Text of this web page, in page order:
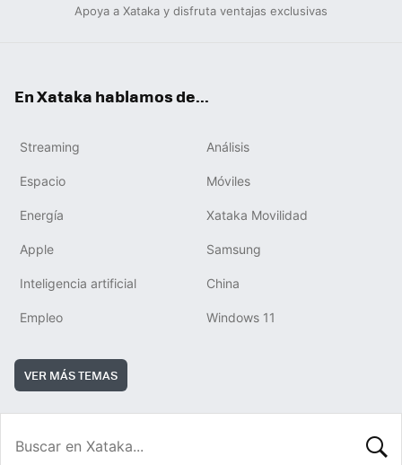
Apoya a Xataka y disfruta ventajas exclusivas
En Xataka hablamos de...
Streaming Análisis
Espacio Móviles
Energía Xataka Movilidad
Apple Samsung
Inteligencia artificial China
Empleo Windows 11
VER MÁS TEMAS